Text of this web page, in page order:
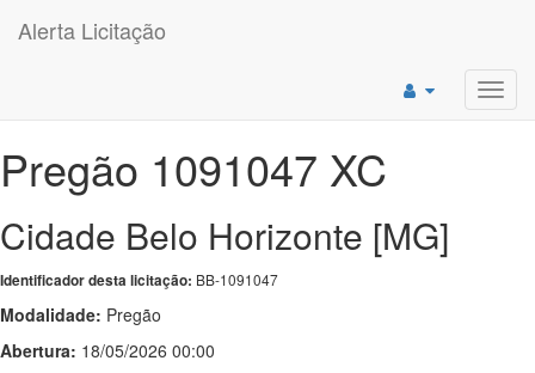
Alerta Licitação
Pregão 1091047 XC
Cidade Belo Horizonte [MG]
Identificador desta licitação: BB-1091047
Modalidade: Pregão
Abertura: 18/05/2026 00:00